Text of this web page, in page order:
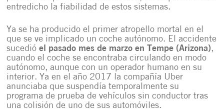
entredicho la fiabilidad de estos sistemas.
Ya se ha producido el primer atropello mortal en el
que se ve implicado un coche autónomo. El accidente
sucedióel pasado mes de marzo en Tempe (Arizona),
cuando el coche se encontraba circulando en modo
autónomo, aunque con un operador humano en su
interior. Ya en el año 2017 la compañía Uber
anunciaba que suspendía temporalmente su
programa de prueba de vehículos sin conductor tras
una colisión de uno de sus automóviles.